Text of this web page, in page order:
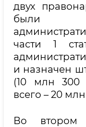
двух
были
части 1
и назначен
(10 млн 300
всего – 20
Во втором